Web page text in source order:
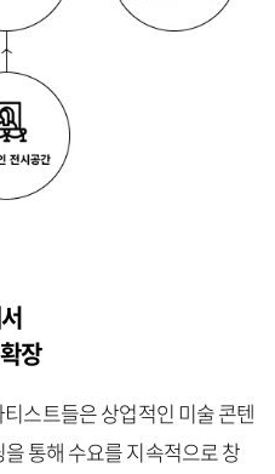
장
스트들은 상업적인 미술 콘텐
통해 수요를 지속적으로 창